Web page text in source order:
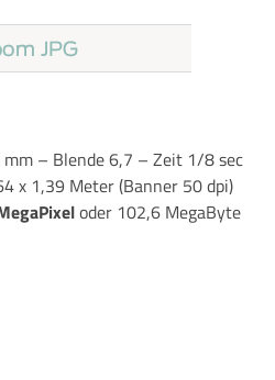
– Blende 6,7 – Zeit 1/8 sec
x 1,39 Meter (Banner 50 dpi)
oder 102,6 MegaByte